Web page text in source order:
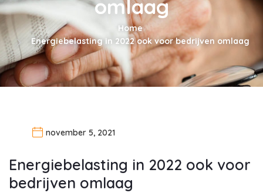
omlaag
Home
Energiebelasting in 2022 ook voor bedrijven omlaag
november 5, 2021
Energiebelasting in 2022 ook voor
bedrijven omlaag